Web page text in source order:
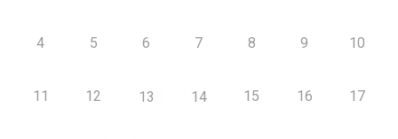
4 5 6 7 8 9 10
11 12 13 14 15 16 17